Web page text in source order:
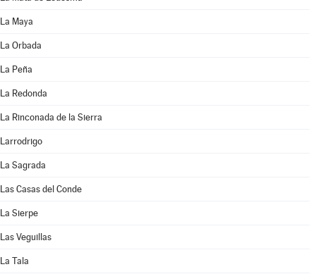
La Maya
La Orbada
La Peña
La Redonda
La Rinconada de la Sierra
Larrodrigo
La Sagrada
Las Casas del Conde
La Sierpe
Las Veguillas
La Tala